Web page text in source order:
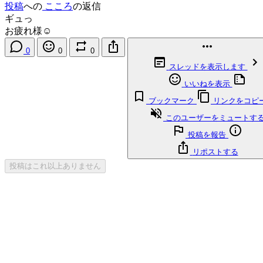
投稿への こころの返信
ギュっ
お疲れ様☺️
0 0
0
スレッドを表示します
いいねを表示
ブックマーク
リンクをコピ
このユーザーをミュートす
投稿を報告
リポストする
投稿はこれ以上ありません